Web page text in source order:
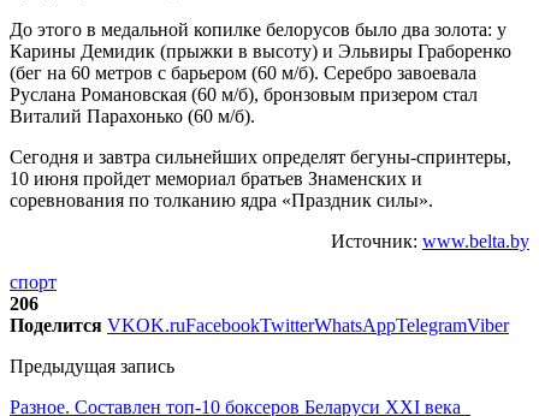
До этого в медальной копилке белорусов было два золота: у
Карины Демидик (прыжки в высоту) и Эльвиры Граборенко
(бег на 60 метров с барьером (60 м/б). Серебро завоевала
Руслана Романовская (60 м/б), бронзовым призером стал
Виталий Парахонько (60 м/б).
Сегодня и завтра сильнейших определят бегуны-спринтеры,
10 июня пройдет мемориал братьев Знаменских и
соревнования по толканию ядра «Праздник силы».
Источник: www.belta.by
спорт
206
Поделится VKOK.ruFacebookTwitterWhatsAppTelegramViber
Предыдущая запись
Разное. Составлен топ-10 боксеров Беларуси XXI века